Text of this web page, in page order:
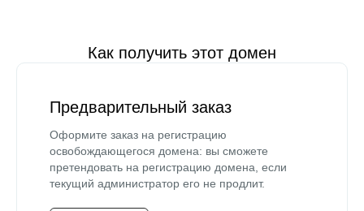
Как получить этот домен
Предварительный заказ
Оформите заказ на регистрацию
освобождающегося домена: вы сможете
претендовать на регистрацию домена, если
текущий администратор его не продлит.